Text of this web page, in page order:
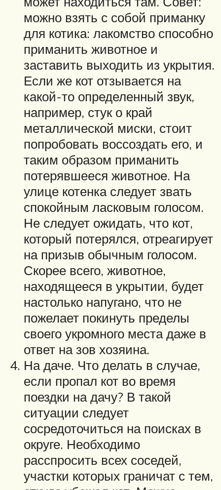
можно взять с собой приманку
для котика: лакомство способно
приманить животное и
заставить выходить из укрытия.
Если же кот отзывается на
какой-то определенный звук,
например, стук о край
металлической миски, стоит
попробовать воссоздать его, и
таким образом приманить
потерявшееся животное. На
улице котенка следует звать
спокойным ласковым голосом.
Не следует ожидать, что кот,
который потерялся, отреагирует
на призыв обычным голосом.
Скорее всего, животное,
находящееся в укрытии, будет
настолько напугано, что не
пожелает покинуть пределы
своего укромного места даже в
ответ на зов хозяина.
На даче. Что делать в случае,
если пропал кот во время
поездки на дачу? В такой
ситуации следует
сосредоточиться на поисках в
округе. Необходимо
расспросить всех соседей,
участки которых граничат с тем,